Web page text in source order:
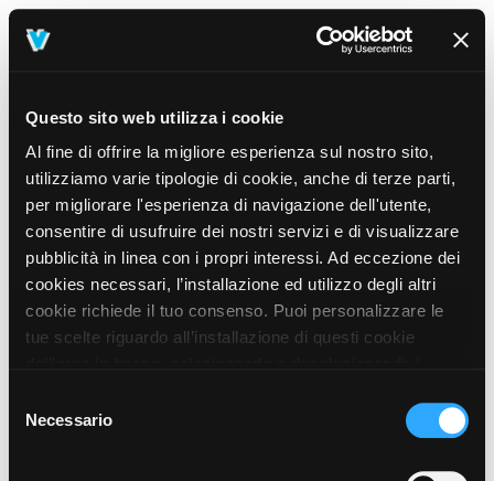
Questo sito web utilizza i cookie
Al fine di offrire la migliore esperienza sul nostro sito,
utilizziamo varie tipologie di cookie, anche di terze parti,
per migliorare l'esperienza di navigazione dell'utente,
consentire di usufruire dei nostri servizi e di visualizzare
pubblicità in linea con i propri interessi. Ad eccezione dei
cookies necessari, l’installazione ed utilizzo degli altri
cookie richiede il tuo consenso. Puoi personalizzare le
tue scelte riguardo all’installazione di questi cookie
prosegui” o decidere di accettare tutti i cookie, cliccando
sul pulsante “Accetta tutti i cookie”. Cliccando sul tasto
delNecessario